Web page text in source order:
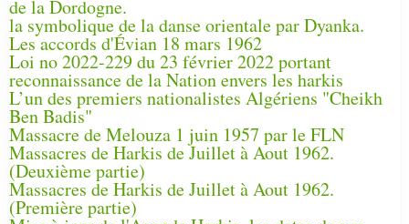
de la Dordogne.
la symbolique de la danse orientale par Dyanka.
Les accords d'Évian 18 mars 1962
Loi no 2022-229 du 23 février 2022 portant
reconnaissance de la Nation envers les harkis
L’un des premiers nationalistes Algériens "Cheikh
Ben Badis"
Massacre de Melouza 1 juin 1957 par le FLN
Massacres de Harkis de Juillet à Aout 1962.
(Deuxième partie)
Massacres de Harkis de Juillet à Aout 1962.
(Première partie)